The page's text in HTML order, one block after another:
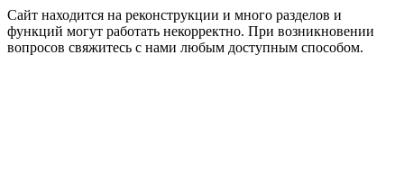
Сайт находится на реконструкции и много разделов и
функций могут работать некорректно. При возникновении
вопросов свяжитесь с нами любым доступным способом.